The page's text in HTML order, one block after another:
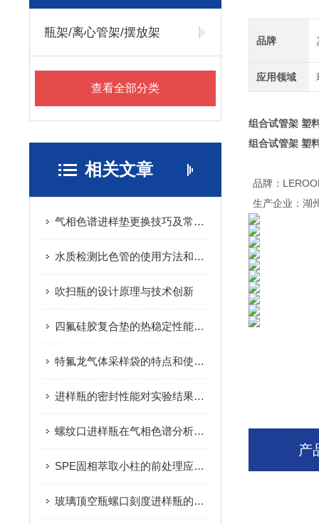
瓶架/离心管架/摆放架
查看全部分类
相关文章
气相色谱进样垫更换技巧及常见问题
水质检测比色管的使用方法和注意事项
吹扫瓶的设计原理与技术创新
四氟硅胶复合垫的热稳定性能及其影响因素分析
特氟龙气体采样袋的特点和使用注意事项
进样瓶的密封性能对实验结果有何影响？
螺纹口进样瓶在气相色谱分析中的应用
SPE固相萃取小柱的前处理应用原理
玻璃顶空瓶螺口刻度进样瓶的使用指南
品牌
应用领域
组合试管架 塑
组合试管架 塑
品牌：
生产企业：湖
产